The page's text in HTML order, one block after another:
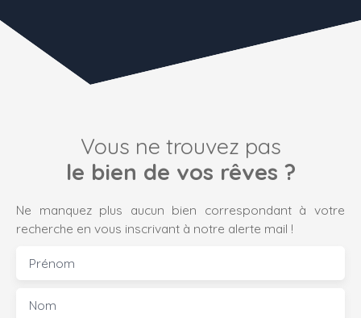
Vous ne trouvez pas
le bien de vos rêves ?
Ne manquez plus aucun bien correspondant à votre
recherche en vous inscrivant à notre alerte mail !
Prénom
Nom